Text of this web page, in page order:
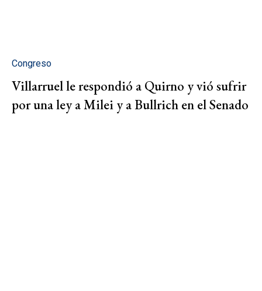
Congreso
Villarruel le respondió a Quirno y vió sufrir
por una ley a Milei y a Bullrich en el Senado